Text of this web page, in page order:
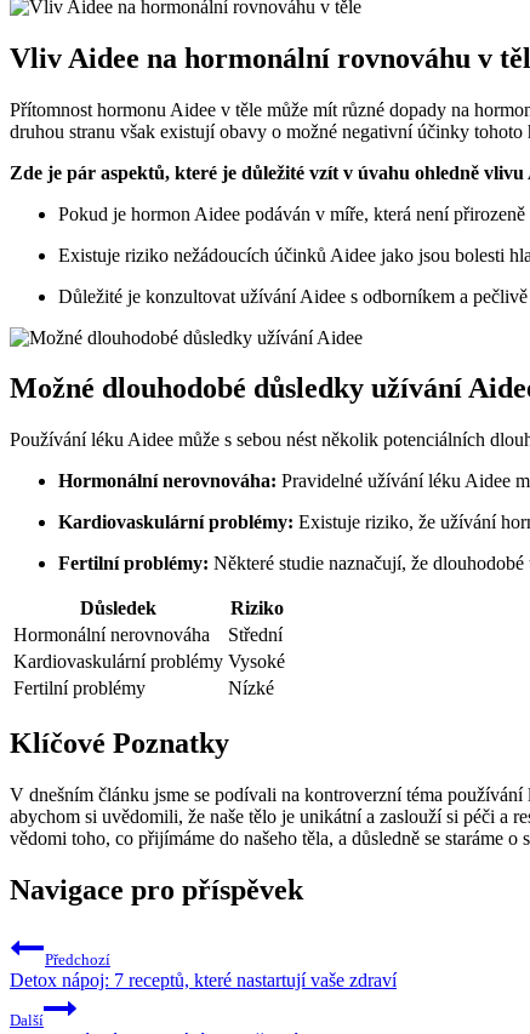
Vliv Aidee na hormonální rovnováhu v
Přítomnost hormonu Aidee v těle může mít různé dopady na
druhou stranu však existují obavy o možné negativní účinky tohoto
Zde je pár aspektů, které je důležité vzít v úvahu ohledně
Pokud je hormon Aidee podáván v míře, která není
Existuje riziko nežádoucích účinků Aidee jako jsou bolesti
Důležité je konzultovat užívání Aidee s odborníkem a
Možné dlouhodobé důsledky užívání
Používání léku Aidee může s sebou nést několik potenciálních
Hormonální nerovnováha: Pravidelné užívání léku Aidee
Kardiovaskulární problémy: Existuje riziko, že užívání
Fertilní problémy: Některé studie naznačují, že
Důsledek
Riziko
Hormonální nerovnováha
Střední
Kardiovaskulární problémy Vysoké
Fertilní problémy
Nízké
Klíčové Poznatky
V dnešním článku jsme se podívali na kontroverzní téma
abychom si uvědomili, že naše tělo je unikátní a zaslouží si péči a
vědomi toho, co přijímáme do našeho těla, a důsledně se staráme o
Navigace pro příspěvek
Předchozí
Detox nápoj: 7 receptů, které nastartují vaše zdraví
Další